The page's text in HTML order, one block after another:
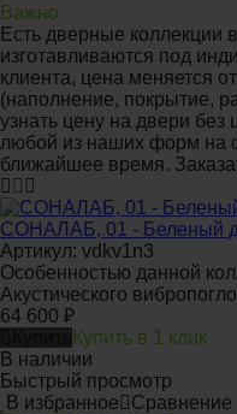
Важно
Есть дверные коллекции
изготавливаются под
клиента, цена меняется
(наполнение, покрытие,
узнать цену на двери
любой из наших форм на
ближайшее время.
СОНАЛАБ, 01 - Беленый
Артикул: vdkv1n3
Особенностью данной
Акустического
64 600 ₽
Купить в 1 клик
В наличии
Быстрый просмотр
В избранное
Сравнение